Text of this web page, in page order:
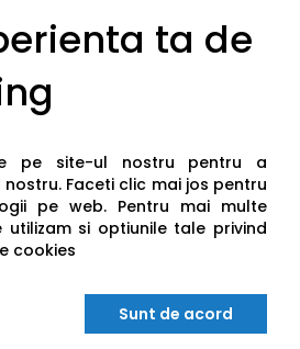
ta de
pe site-ul nostru pentru a
Faceti clic mai jos pentru
pe web. Pentru mai multe
si optiunile tale privind
cookies
Sunt de acord
un volum mai mare de lucru,